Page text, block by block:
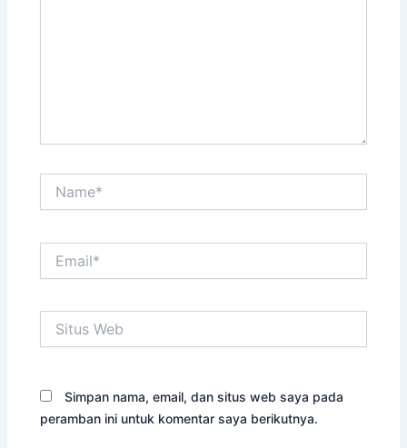
Web
Simpan nama, email, dan situs web saya pada
peramban ini untuk komentar saya berikutnya.